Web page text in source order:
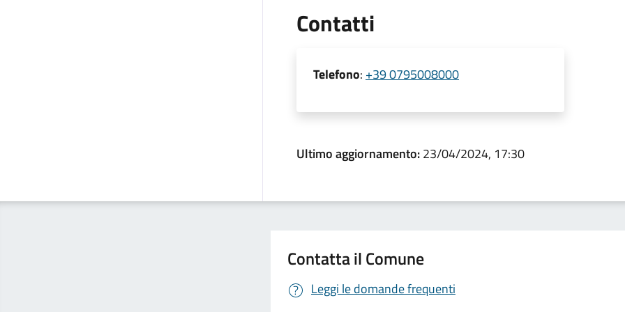
Contatti
Telefono: +39 0795008000
Ultimo aggiornamento:23/04/2024, 17:30
Contatta il Comune
Leggi le domande frequenti